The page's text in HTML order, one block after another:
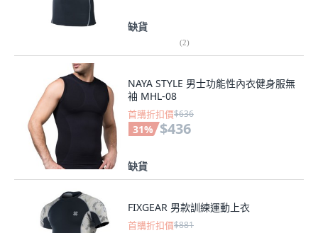
缺貨
(2)
NAYA STYLE 男士功能性內衣健身服無
袖 MHL-08
首購折扣價$636
31% $436
缺貨
FIXGEAR 男款訓練運動上衣
首購折扣價$881